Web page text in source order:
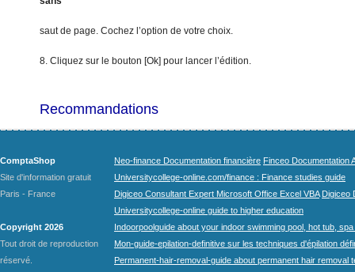
saut de page. Cochez l’option de votre choix.
8. Cliquez sur le bouton [Ok] pour lancer l’édition.
Recommandations
ComptaShop
Site d'information gratuit
Paris - France
Copyright 2026
Tout droit de reproduction
réservé.
Neo-finance Documentation financière Finceo Documentation
Universitycollege-online.com/finance : Finance studies guide
Digiceo Consultant Expert Microsoft Office Excel VBA Digiceo
Universitycollege-online guide to higher education
Indoorpoolguide about your indoor swimming pool, hot tub,
Mon-guide-epilation-definitive sur les techniques d'épilation
Permanent-hair-removal-guide about permanent hair removal